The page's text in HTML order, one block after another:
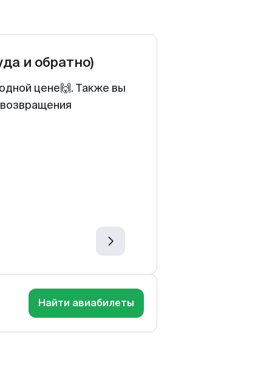
и обратно)
цене🙌. Также вы
Найти авиабилеты